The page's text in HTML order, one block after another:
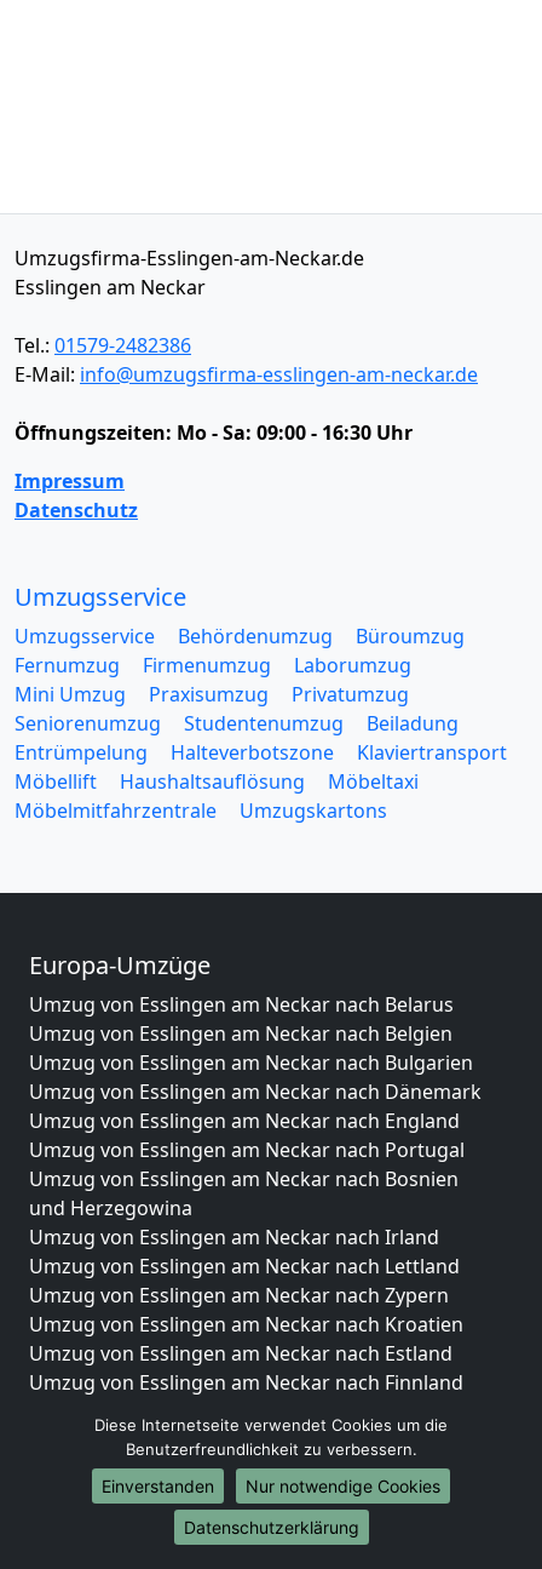
Umzugsfirma-Esslingen-am-Neckar.de
Esslingen am Neckar
Tel.: 01579-2482386
E-Mail: info@umzugsfirma-esslingen-am-neckar.de
Öffnungszeiten: Mo - Sa: 09:00 - 16:30 Uhr
Impressum
Datenschutz
Umzugsservice
Umzugsservice Behördenumzug
Büroumzug
Fernumzug
Firmenumzug
Laborumzug
Mini Umzug
Praxisumzug
Privatumzug
Seniorenumzug
Studentenumzug
Beiladung
Entrümpelung
Halteverbotszone
Klaviertransport
Möbellift
Haushaltsauflösung
Möbeltaxi
Möbelmitfahrzentrale
Umzugskartons
Europa-Umzüge
Umzug von Esslingen am Neckar nach Belarus
Umzug von Esslingen am Neckar nach Belgien
Umzug von Esslingen am Neckar nach Bulgarien
Umzug von Esslingen am Neckar nach Dänemark
Umzug von Esslingen am Neckar nach England
Umzug von Esslingen am Neckar nach Portugal
Umzug von Esslingen am Neckar nach Bosnien
und Herzegowina
Umzug von Esslingen am Neckar nach Irland
Umzug von Esslingen am Neckar nach Lettland
Umzug von Esslingen am Neckar nach Zypern
Umzug von Esslingen am Neckar nach Kroatien
Umzug von Esslingen am Neckar nach Estland
Umzug von Esslingen am Neckar nach Finnland
Umzug von Esslingen am Neckar nach Griechenland
Umzug von Esslingen am Neckar nach Italien
Umzug von Esslingen am Neckar nach Liechtenstein
Umzug von Esslingen am Neckar nach Luxemburg
Diese Internetseite verwendet Cookies um die
Benutzerfreundlichkeit zu verbessern.
Einverstanden
Nur notwendige Cookies
Datenschutzerklärung